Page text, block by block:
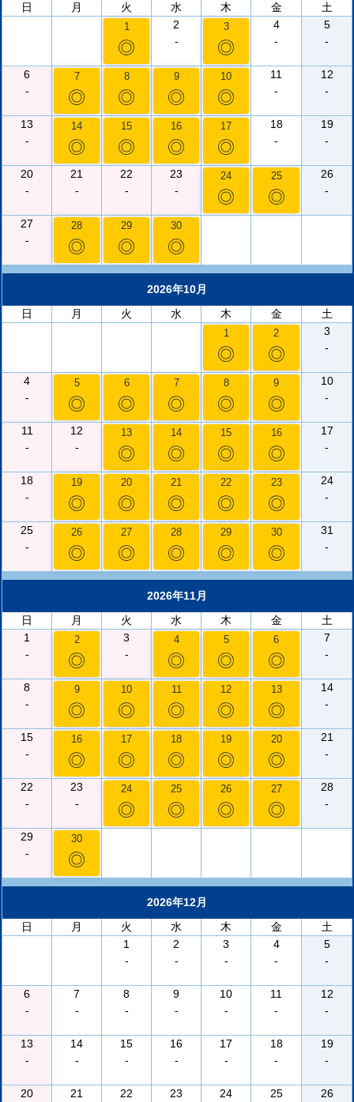
日
月 火 水 木 金 土
1
◎
2
-
3
◎
4
-
5
-
6
-
7
◎
8
◎
9
◎
10
◎
11
-
12
-
13
-
14
◎
15
◎
16
◎
17
◎
18
-
19
-
20
-
21
-
22
-
23
-
24
◎
25
◎
26
-
27
-
28
◎
29
◎
30
◎
2026年10月
日
月 火 水 木 金 土
1
◎
2
◎
3
-
4
-
5
◎
6
◎
7
◎
8
◎
9
◎
10
-
11
-
12
-
13
◎
14
◎
15
◎
16
◎
17
-
18
-
19
◎
20
◎
21
◎
22
◎
23
◎
24
-
25
-
26
◎
27
◎
28
◎
29
◎
30
◎
31
-
2026年11月
日
月 火 水 木 金
土
1
-
2
◎
3
-
4
◎
5
◎
6
◎
7
-
8
-
9
◎
10
◎
11
◎
12
◎
13
◎
14
-
15
-
16
◎
17
◎
18
◎
19
◎
20
◎
21
-
22
-
23
-
24
◎
25
◎
26
◎
27
◎
28
-
29
-
30
◎
2026年12月
日
月 火 水 木 金
土
1
-
2
-
3
-
4
-
5
-
6
-
7
-
8
-
9
-
10
-
11
-
12
-
13
-
14
-
15
-
16
-
17
-
18
-
19
-
20 21 22 23 24 25 26